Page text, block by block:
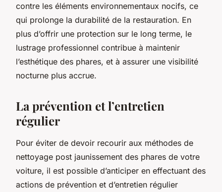
contre les éléments environnementaux nocifs, ce
qui prolonge la durabilité de la restauration. En
plus d’offrir une protection sur le long terme, le
lustrage professionnel contribue à maintenir
l’esthétique des phares, et à assurer une visibilité
nocturne plus accrue.
La prévention et l’entretien
régulier
Pour éviter de devoir recourir aux méthodes de
nettoyage post jaunissement des phares de votre
voiture, il est possible d’anticiper en effectuant des
actions de prévention et d’entretien régulier